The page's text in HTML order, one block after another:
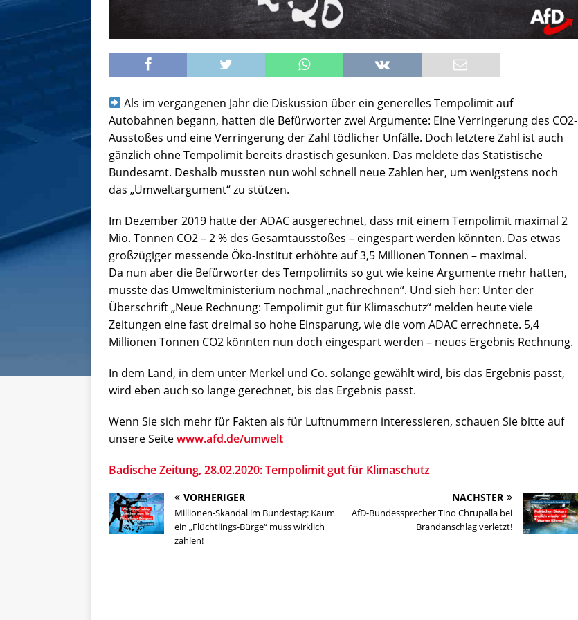
Als im vergangenen Jahr die Diskussion über ein generelles Tempolimit auf
Autobahnen begann, hatten die Befürworter zwei Argumente: Eine Verringerung des CO2-
Ausstoßes und eine Verringerung der Zahl tödlicher Unfälle. Doch letztere Zahl ist auch
gänzlich ohne Tempolimit bereits drastisch gesunken. Das meldete das Statistische
Bundesamt. Deshalb mussten nun wohl schnell neue Zahlen her, um wenigstens noch
das „Umweltargument“ zu stützen.
Im Dezember 2019 hatte der ADAC ausgerechnet, dass mit einem Tempolimit maximal 2
Mio. Tonnen CO2 – 2 % des Gesamtausstoßes – eingespart werden könnten. Das etwas
großzügiger messende Öko-Institut erhöhte auf 3,5 Millionen Tonnen – maximal.
Da nun aber die Befürworter des Tempolimits so gut wie keine Argumente mehr hatten,
musste das Umweltministerium nochmal „nachrechnen“. Und sieh her: Unter der
Überschrift „Neue Rechnung: Tempolimit gut für Klimaschutz“ melden heute viele
Zeitungen eine fast dreimal so hohe Einsparung, wie die vom ADAC errechnete. 5,4
Millionen Tonnen CO2 könnten nun doch eingespart werden – neues Ergebnis Rechnung.
In dem Land, in dem unter Merkel und Co. solange gewählt wird, bis das Ergebnis passt,
wird eben auch so lange gerechnet, bis das Ergebnis passt.
Wenn Sie sich mehr für Fakten als für Luftnummern interessieren, schauen Sie bitte auf
unsere Seitewww.afd.de/umwelt
Badische Zeitung, 28.02.2020: Tempolimit gut für Klimaschutz
VORHERIGER
Millionen-Skandal im Bundestag: Kaum
ein „Flüchtlings-Bürge“ muss wirklich
zahlen!
NÄCHSTER
AfD-Bundessprecher Tino Chrupalla bei
Brandanschlag verletzt!